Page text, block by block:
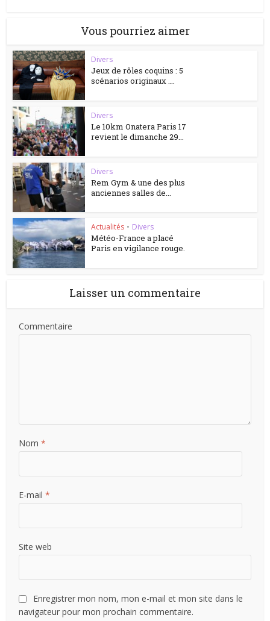
Vous pourriez aimer
Divers
Jeux de rôles coquins : 5
scénarios originaux ….
Divers
Le 10km Onatera Paris 17
revient le dimanche 29...
Divers
Rem Gym & une des plus
anciennes salles de...
Actualités • Divers
Météo-France a placé
Paris en vigilance rouge.
Laisser un commentaire
Commentaire
Nom*
E-mail*
Site web
Enregistrer mon nom, mon e-mail et mon site dans le
navigateur pour mon prochain commentaire.